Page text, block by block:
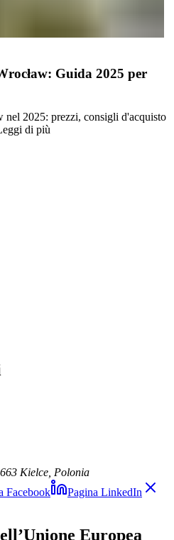
Guida 2025 per
nel 2025: prezzi, consigli d'acquisto
di più
Kielce, Polonia
Facebook
Pagina LinkedIn
Europea